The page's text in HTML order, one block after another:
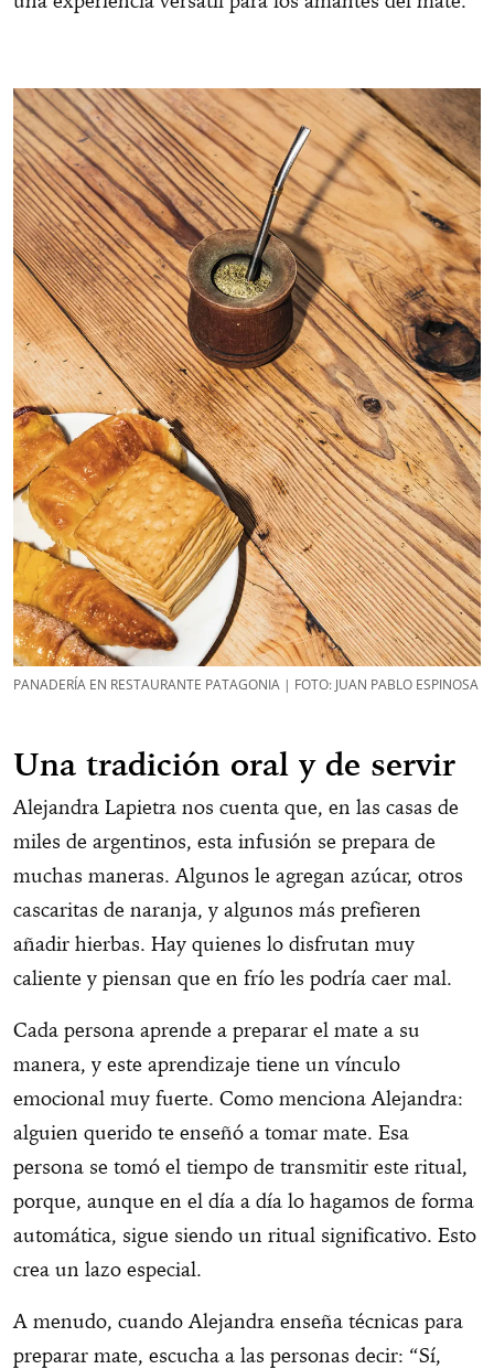
PANADERÍA EN RESTAURANTE PATAGONIA | FOTO: JUAN PABLO ESPINOSA
Una tradición oral y de servir
Alejandra Lapietra nos cuenta que, en las casas de
miles de argentinos, esta infusión se prepara de
muchas maneras. Algunos le agregan azúcar, otros
cascaritas de naranja, y algunos más prefieren
añadir hierbas. Hay quienes lo disfrutan muy
caliente y piensan que en frío les podría caer mal.
Cada persona aprende a preparar el mate a su
manera, y este aprendizaje tiene un vínculo
emocional muy fuerte. Como menciona Alejandra:
alguien querido te enseñó a tomar mate. Esa
persona se tomó el tiempo de transmitir este ritual,
porque, aunque en el día a día lo hagamos de forma
automática, sigue siendo un ritual significativo. Esto
crea un lazo especial.
A menudo, cuando Alejandra enseña técnicas para
preparar mate, escucha a las personas decir: “Sí,